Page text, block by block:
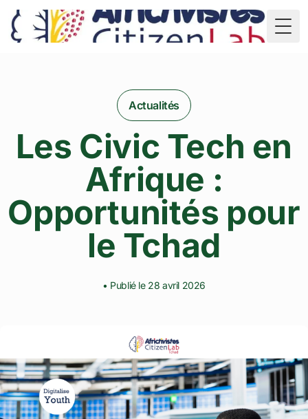
TD
Actualités
Les Civic Tech en
Afrique :
Opportunités pour
le Tchad
• Publié le 28 avril 2026